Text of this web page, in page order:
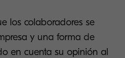
los colaboradores se
y una forma de
en cuenta su opinión al